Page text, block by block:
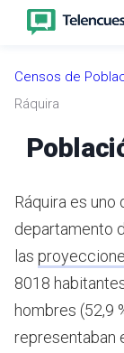
Censos de
Ráquira
Ráquira es
departamento
las
8018
hombres (52,9
representaban